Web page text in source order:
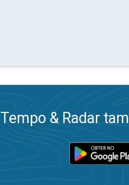
Tempo & Radar